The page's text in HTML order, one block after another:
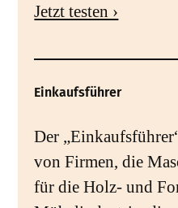
Jetzt testen ›
Einkaufsführer
Der
von Firmen, die
für die Holz- und